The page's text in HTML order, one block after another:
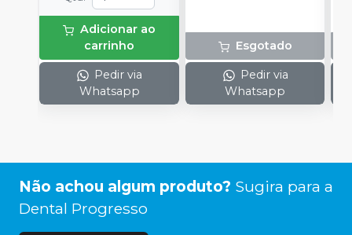
Adicionar ao
carrinho
Pedir via
Whatsapp
Esgotado
Pedir via
Whatsapp
Não achou algum produto? Sugira para a
Dental Progresso